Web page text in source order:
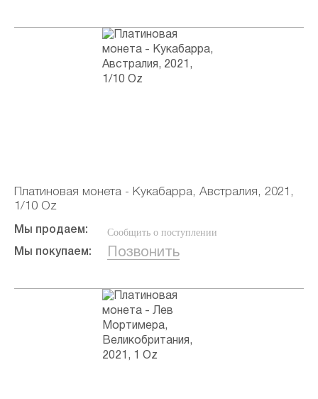
Платиновая монета - Кукабарра, Австралия, 2021,
1/10 Oz
Мы продаем: Сообщить о поступлении
Мы покупаем: Позвонить